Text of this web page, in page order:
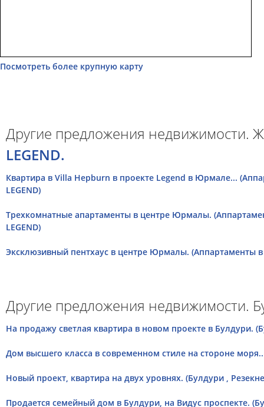
Посмотреть более крупную карту
Другие предложения недвижимости.
LEGEND.
Квартира в Villa Hepburn в проекте Legend в Юрмале...
LEGEND)
Трехкомнатные апартаменты в центре Юрмалы.
LEGEND)
Эксклюзивный пентхаус в центре Юрмалы. (Аппартаменты
Другие предложения недвижимости.
На продажу светлая квартира в новом проекте в Булдури.
Дом высшего класса в современном стиле на стороне
Новый проект, квартира на двух уровнях. (Булдури ,
Продается семейный дом в Булдури, на Видус проспекте.